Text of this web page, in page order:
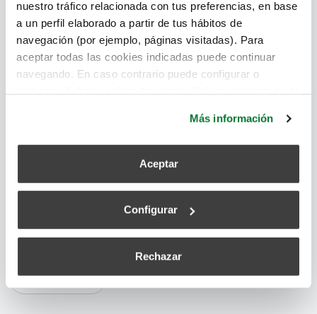
nuestro tráfico relacionada con tus preferencias, en base
a un perfil elaborado a partir de tus hábitos de
navegación (por ejemplo, páginas visitadas). Para
aceptar todas las cookies indicadas puede continuar
navegando. En caso contrario puede configurar o
Más información
Aceptar
Configurar
Rechazar
Los problemas de humedad en la costa son mucho
más notorios que en las ciudades del interior. Sobre
todo en verano, cuando se suda mucho más en
humedad,Salud y confort,verano,condensación,vapor
Leer más